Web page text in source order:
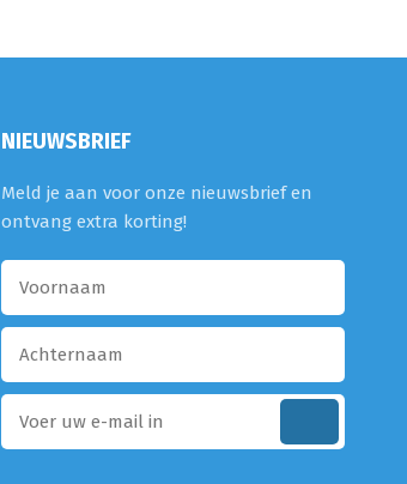
NIEUWSBRIEF
Meld je aan voor onze nieuwsbrief en
ontvang extra korting!